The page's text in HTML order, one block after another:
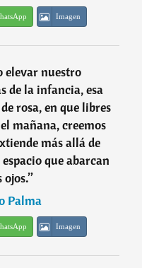
Imagen
elevar nuestro
de la infancia, esa
rosa, en que libres
mañana, creemos
más allá de
que abarcan
ojos.”
Palma
Imagen